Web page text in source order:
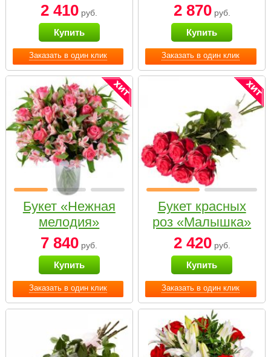
Заказать в один клик
2 410 руб.
Купить
Заказать в один клик
2 870руб.
Купить
Заказать в один клик
Букет «Нежная
мелодия»
7 840 руб.
Купить
Заказать в один клик
Букет красных
роз «Малышка»
2 420руб.
Купить